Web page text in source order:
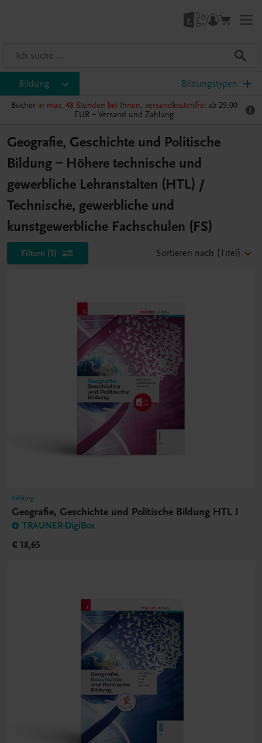
Bildung Bildungstypen
Bücher in max. 48 Stunden bei Ihnen, versandkostenfrei ab 29,00
EUR – Versand und Zahlung
Geografie, Geschichte und Politische
Bildung – Höhere technische und
gewerbliche Lehranstalten (HTL) /
Technische, gewerbliche und
kunstgewerbliche Fachschulen (FS)
Filtern (1) Sortieren nach (Titel)
Bildung
Geografie, Geschichte und Politische Bildung HTL I
TRAUNER-DigiBox
€ 18,65